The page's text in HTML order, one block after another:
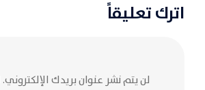
اترك تعليقاً
لن يتم نشر عنوان بريدك الإلكتروني.